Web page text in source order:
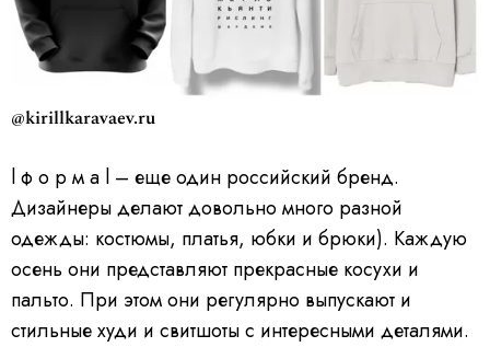
@kirillkaravaev.ru
l ф о р м а l – еще один российский бренд.
Дизайнеры делают довольно много разной
одежды: костюмы, платья, юбки и брюки). Каждую
осень они представляют прекрасные косухи и
пальто. При этом они регулярно выпускают и
стильные худи и свитшоты с интересными деталями.